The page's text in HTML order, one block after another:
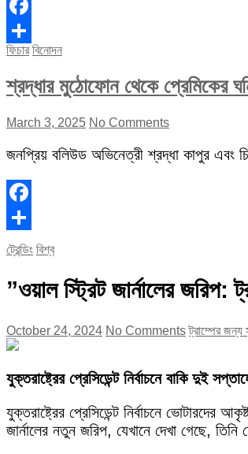
Facebook
Share
ফিচার বিনোদন
শ্রদ্ধার মুঠোফোন থেকে প্রেমিকের
March 3, 2025 No Comments
জনপ্রিয় বলিউড অভিনেত্রী শ্রদ্ধা কাপুর এবং
Facebook
Share
ট্রেন্ডিং বিশ্ব
”ওয়াল স্ট্রিট জার্নালের জরিপ:
October 24, 2024 No Comments ট্রাম্পের জন্য
যুক্তরাষ্ট্রের প্রেসিডেন্ট নির্বাচনে বাকি দুই
যুক্তরাষ্ট্রের প্রেসিডেন্ট নির্বাচনে ভোটারদের
জার্নালের নতুন জরিপ, যেখানে দেখা গেছে, তিনি